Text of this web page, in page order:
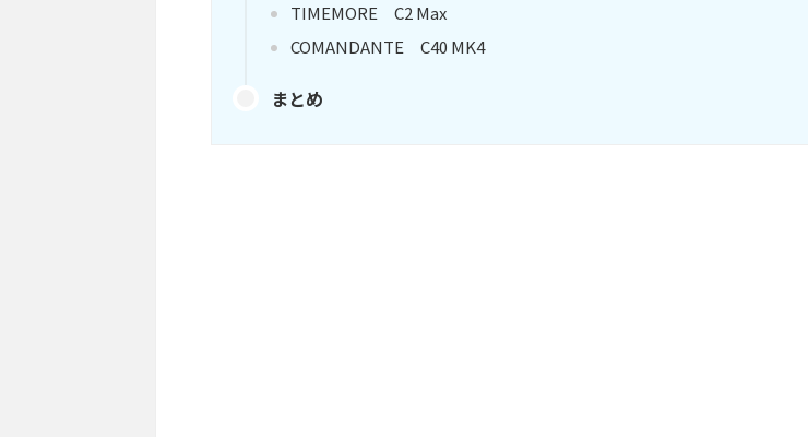
TIMEMORE C2 Max
COMANDANTE C40 MK4
まとめ